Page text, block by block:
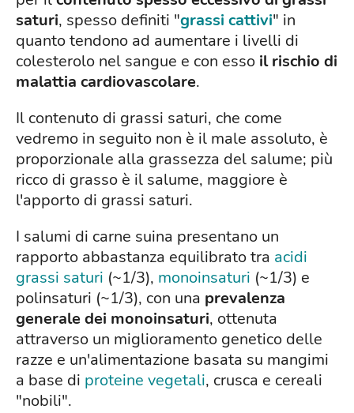
saturi, spesso definiti "grassi cattivi" in
quanto tendono ad aumentare i livelli di
colesterolo nel sangue e con esso il rischio di
malattia cardiovascolare.
Il contenuto di grassi saturi, che come
vedremo in seguito non è il male assoluto, è
proporzionale alla grassezza del salume; più
ricco di grasso è il salume, maggiore è
l'apporto di grassi saturi.
I salumi di carne suina presentano un
rapporto abbastanza equilibrato tra acidi
grassi saturi (~1/3), monoinsaturi (~1/3) e
polinsaturi (~1/3), con una prevalenza
generale dei monoinsaturi, ottenuta
attraverso un miglioramento genetico delle
razze e un'alimentazione basata su mangimi
a base di proteine vegetali, crusca e cereali
"nobili".